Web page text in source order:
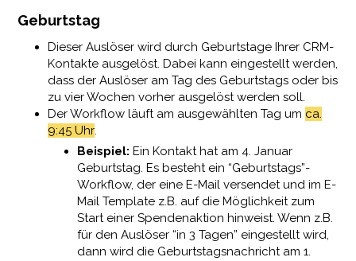
Geburtstag
Dieser Auslöser wird durch Geburtstage Ihrer CRM-
Kontakte ausgelöst. Dabei kann eingestellt werden,
dass der Auslöser am Tag des Geburtstags oder bis
zu vier Wochen vorher ausgelöst werden soll.
Der Workflow läuft am ausgewählten Tag um ca.
9:45 Uhr.
Beispiel: Ein Kontakt hat am 4. Januar
Geburtstag. Es besteht ein “Geburtstags”-
Workflow, der eine E-Mail versendet und im E-
Mail Template z.B. auf die Möglichkeit zum
Start einer Spendenaktion hinweist. Wenn z.B.
für den Auslöser “in 3 Tagen” eingestellt wird,
dann wird die Geburtstagsnachricht am 1.